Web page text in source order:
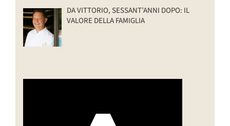
DA VITTORIO, SESSANT’ANNI DOPO: IL
VALORE DELLA FAMIGLIA